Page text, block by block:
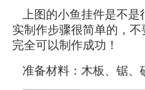
上图的小鱼挂件是不是
实制作步骤很简单的，
完全可以制作成功！
准备材料：木板、锯、